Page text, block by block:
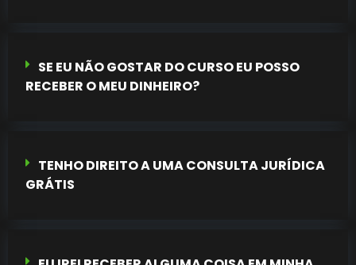
SE EU NÃO GOSTAR DO CURSO EU POSSO
RECEBER O MEU DINHEIRO?
TENHO DIREITO A UMA CONSULTA JURÍDICA
GRÁTIS